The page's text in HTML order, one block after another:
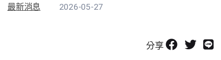
最新消息 2026-05-27
分享